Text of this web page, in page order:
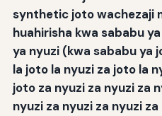
synthetic joto wachezaji
huahirisha kwa sababu
ya nyuzi (kwa sababu ya
la joto la nyuzi za joto la
joto za nyuzi za nyuzi za
nyuzi za nyuzi za nyuzi